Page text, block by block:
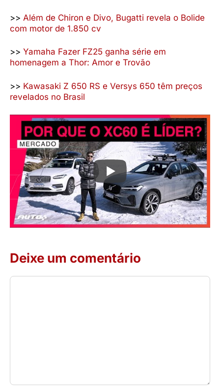
>> Além de Chiron e Divo, Bugatti revela o Bolide
com motor de 1.850 cv
>> Yamaha Fazer FZ25 ganha série em
homenagem a Thor: Amor e Trovão
>> Kawasaki Z 650 RS e Versys 650 têm preços
revelados no Brasil
Deixe um comentário
Comentário